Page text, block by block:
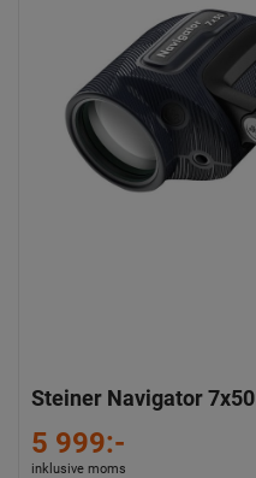
Steiner Navigator 7x50
5 999:-
inklusive moms